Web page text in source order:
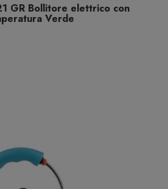
GR Bollitore elettrico con
Verde